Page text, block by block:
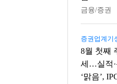
금융/증권
증권업계기
8월 첫째
세…실적·
‘맑음’,